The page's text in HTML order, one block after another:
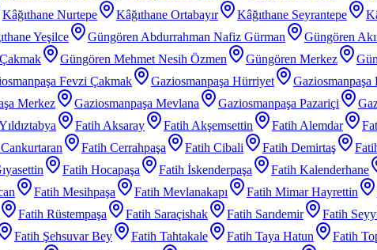
Kâğıthane Nurtepe Kâğıthane Ortabayır Kâğıthane Seyrantepe
Yeşilce Güngören Abdurrahman Nafiz Gürman Güngören
Güngören Mehmet Nesih Özmen Güngören Merkez
Fevzi Çakmak Gaziosmanpaşa Hürriyet Gaziosmanpaşa
Merkez Gaziosmanpaşa Mevlana Gaziosmanpaşa Pazariçi
Fatih Aksaray Fatih Akşemsettin Fatih Alemdar
Fatih Cerrahpaşa Fatih Cibali Fatih Demirtaş
Fatih Hocapaşa Fatih İskenderpaşa Fatih Kalenderhane
Fatih Mesihpaşa Fatih Mevlanakapı Fatih Mimar Hayrettin
Fatih Rüstempaşa Fatih Saraçishak Fatih Sarıdemir Fatih
Fatih Şehsuvar Bey Fatih Tahtakale Fatih Taya Hatun Fatih